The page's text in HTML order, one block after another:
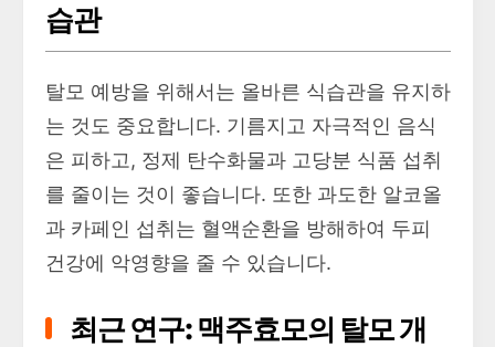
습관
탈모 예방을 위해서는 올바른 식습관을 유지하
는 것도 중요합니다. 기름지고 자극적인 음식
은 피하고, 정제 탄수화물과 고당분 식품 섭취
를 줄이는 것이 좋습니다. 또한 과도한 알코올
과 카페인 섭취는 혈액순환을 방해하여 두피
건강에 악영향을 줄 수 있습니다.
최근 연구: 맥주효모의 탈모 개